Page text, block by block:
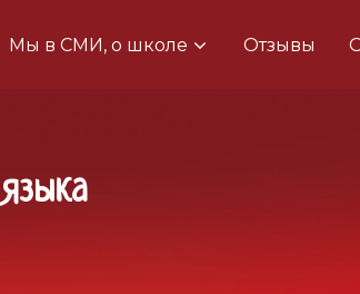
Мы в СМИ, о школе Отзывы